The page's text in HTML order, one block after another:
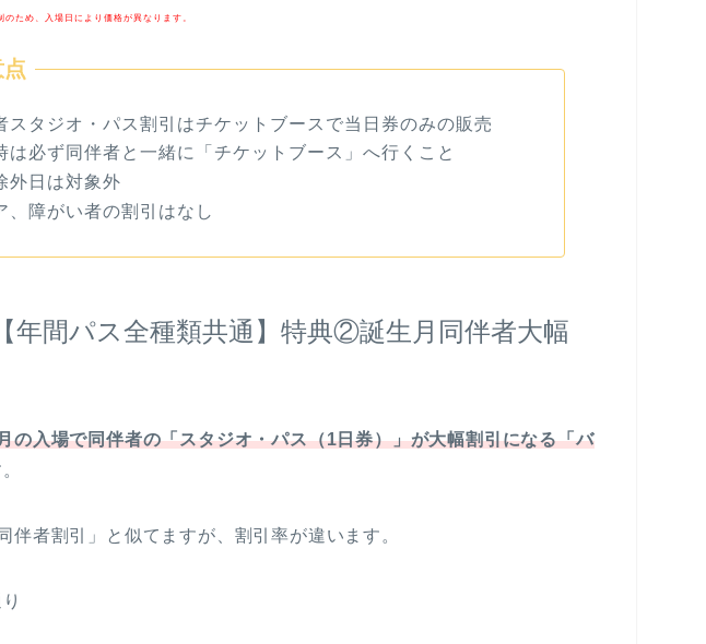
ため、入場日により価格が異なります。
スタジオ・パス割引はチケットブースで当日券のみの販売
は必ず同伴者と一緒に「チケットブース」へ行くこと
外日は対象外
、障がい者の割引はなし
年間パス全種類共通】特典②誕生月同伴者大幅
の入場で同伴者の「スタジオ・パス（1日券）」が大幅割引になる「バ
伴者割引」と似てますが、割引率が違います。